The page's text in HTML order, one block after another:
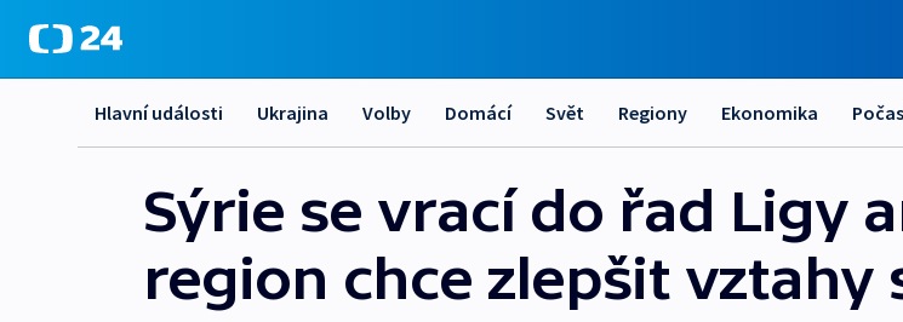
Hlavní události Ukrajina Volby Domácí Svět Regiony Ekonomika
Sýrie se vrací do řad Ligy
region chce zlepšit vztahy